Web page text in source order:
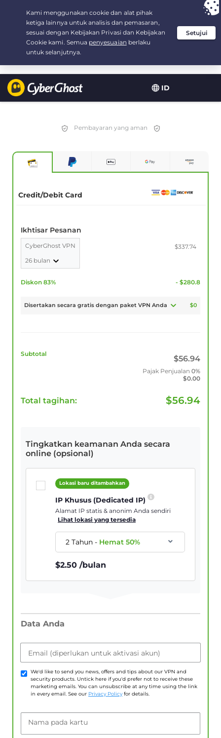
ID
Your choice: The Best Dealfor 2.1666666666667-years at $
/month
Pembayaran yang aman
Credit/Debit Card
Ikhtisar Pesanan
CyberGhost VPN
26 bulan
$337.74
Diskon 83% - $280.8
Disertakan secara gratis dengan paket VPN Anda $0
Subtotal
$56.94
Pajak Penjualan 0%
$0.00
Total tagihan: $56.94
Tingkatkan keamanan Anda secara
online (opsional)
Lokasi baru ditambahkan
IP Khusus (Dedicated IP)
Alamat IP statis & anonim Anda sendiri
Lihat lokasi yang tersedia
2 Tahun- Hemat50%
$2.50 /bulan
Data Anda
Email (diperlukan untuk aktivasi akun)
We'd like to send you news, offers and tips about our VPN and
security products. Untick here if you'd prefer not to receive these
marketing emails. You can unsubscribe at any time using the link
in every email. See our Privacy Policy for details.
Nama pada kartu